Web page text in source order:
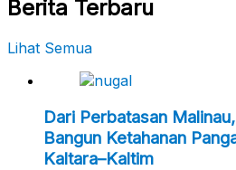
Berita Terbaru
Lihat Semua
Dari Perbatasan
Bangun Ketahanan
Kaltara–Kaltim